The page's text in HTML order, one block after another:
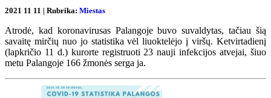
2021 11 11 | Rubrika: Miestas
Atrodė, kad koronavirusas Palangoje buvo suvaldytas, tačiau šią
savaitę mirčių nuo jo statistika vėl liuoktelėjo į viršų. Ketvirtadienį
(lapkričio 11 d.) kurorte registruoti 23 nauji infekcijos atvejai, šiuo
metu Palangoje 166 žmonės serga ja.